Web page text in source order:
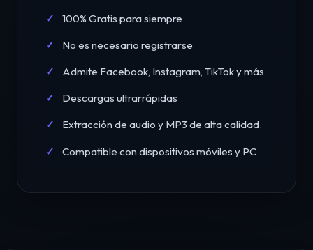
100% Gratis para siempre
No es necesario registrarse
Admite Facebook, Instagram, TikTok y más
Descargas ultrarrápidas
Extracción de audio y MP3 de alta calidad.
Compatible con dispositivos móviles y PC